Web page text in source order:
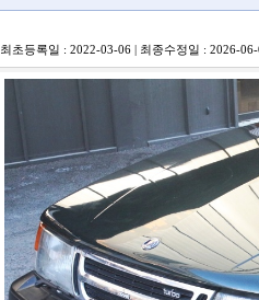
최초등록일 : 2022-03-06 | 최종수정일 : 2026-